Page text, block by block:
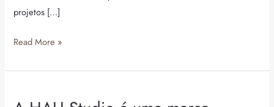
projetos […]
Read More »